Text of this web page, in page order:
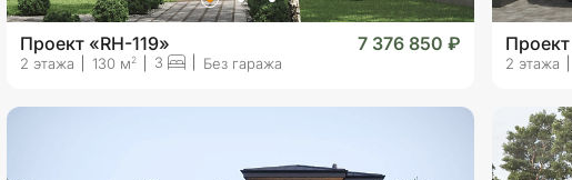
Проект «RH-119» 7 376 850 ₽
2 этажа 130 м2 3 Без гаража 2 этажа